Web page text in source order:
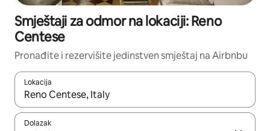
Smještaji za odmor na lokaciji: Reno
Centese
Pronađite i rezervišite jedinstven smještaj na Airbnbu
Lokacija
Kad rezultati budu dostupni, krećite se gore i dolje pomoću
Dolazak